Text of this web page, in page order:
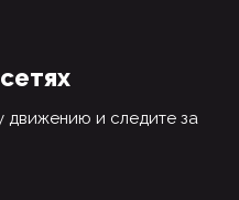
движению и следите за